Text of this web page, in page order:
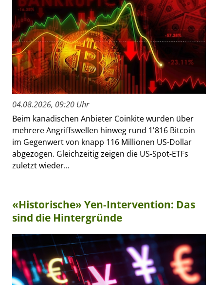
04.08.2026, 09:20 Uhr
Beim kanadischen Anbieter Coinkite wurden über
mehrere Angriffswellen hinweg rund 1'816 Bitcoin
im Gegenwert von knapp 116 Millionen US-Dollar
abgezogen. Gleichzeitig zeigen die US-Spot-ETFs
zuletzt wieder...
«Historische» Yen-Intervention: Das
sind die Hintergründe